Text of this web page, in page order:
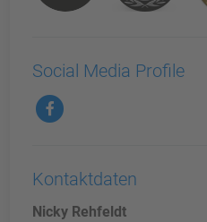
Social Media Profile
Kontaktdaten
Nicky Rehfeldt